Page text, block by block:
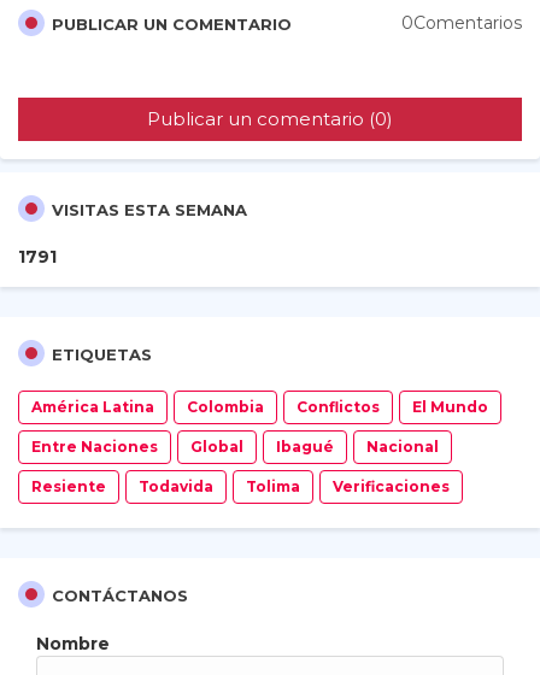
PUBLICAR UN COMENTARIO 0Comentarios
Publicar un comentario (0)
VISITAS ESTA SEMANA
1791
ETIQUETAS
América Latina Colombia Conflictos El Mundo
Entre Naciones Global Ibagué Nacional
Resiente Todavida Tolima Verificaciones
CONTÁCTANOS
Nombre